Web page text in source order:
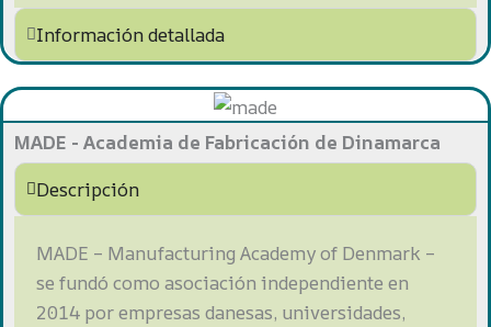
Información detallada
MADE - Academia de Fabricación de Dinamarca
Descripción
MADE – Manufacturing Academy of Denmark –
se fundó como asociación independiente en
2014 por empresas danesas, universidades,